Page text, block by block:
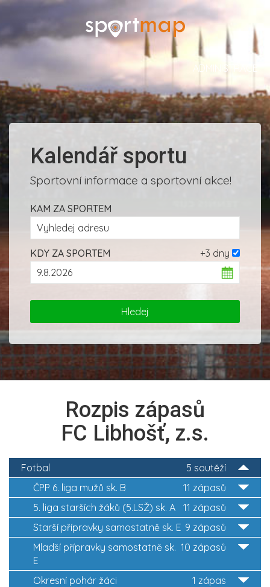
ADMINISTRACE
Kalendář sportu
Sportovní informace a sportovní akce!
KAM ZA SPORTEM
+3 dny
KDY ZA SPORTEM
Rozpis zápasů
FC Libhošť, z.s.
5 soutěží
Fotbal
11 zápasů
ČPP 6. liga mužů sk. B
11 zápasů
5. liga starších žáků (5.LSŽ) sk. A
9 zápasů
Starší přípravky samostatně sk. E
10 zápasů
Mladší přípravky samostatně sk.
E
1 zápas
Okresní pohár žáci